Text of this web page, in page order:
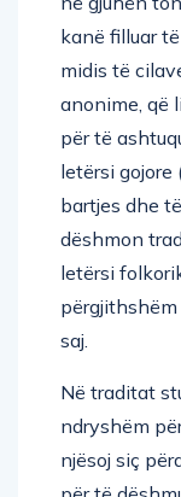
kanë filluar
midis të
anonime, që
për të
letërsi gojore
bartjes dhe
dëshmon
letërsi
saj.
Në traditat
ndryshëm
njësoj siç